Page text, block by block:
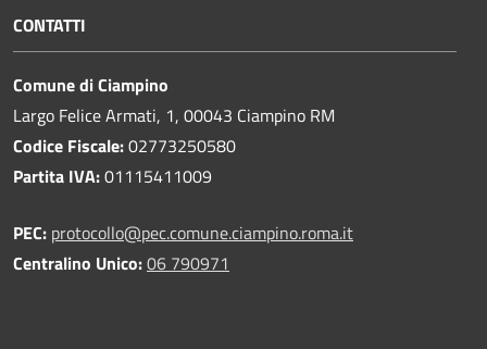
CONTATTI
Comune di Ciampino
Largo Felice Armati, 1, 00043 Ciampino RM
Codice Fiscale:02773250580
Partita IVA:01115411009
PEC: protocollo@pec.comune.ciampino.roma.it
Centralino Unico:06 790971